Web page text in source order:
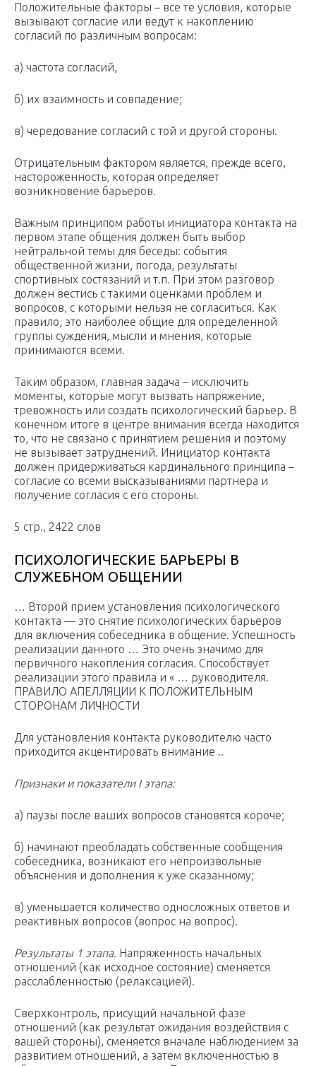
Положительные факторы – все те условия, которые
вызывают согласие или ведут к накоплению
согласий по различным вопросам:
а) частота согласий,
б) их взаимность и совпадение;
в) чередование согласий с той и другой стороны.
Отрицательным фактором является, прежде всего,
насторо­женность, которая определяет
возникновение барьеров.
Важным принципом работы инициатора контакта на
первом этапе общения должен быть выбор
нейтральной темы для беседы: события
общественной жизни, погода, результаты
спортивных со­стязаний и т.п. При этом разговор
должен вестись с такими оцен­ками проблем и
вопросов, с которыми нельзя не согласиться. Как
правило, это наиболее общие для определенной
группы суждения, мысли и мнения, которые
принимаются всеми.
Таким образом, главная задача – исключить
моменты, которые могут вызвать напряжение,
тревожность или создать психологиче­ский барьер. В
конечном итоге в центре внимания всегда находит­ся
то, что не связано с принятием решения и поэтому
не вызывает затруднений. Инициатор контакта
должен придерживаться карди­нального принципа –
согласие со всеми высказываниями партне­ра и
получение согласия с его стороны.
5 стр., 2422 слов
ПСИХОЛОГИЧЕСКИЕ БАРЬЕРЫ В
СЛУЖЕБНОМ ОБЩЕНИИ
… Второй прием установления психологического
контакта — это снятие психологических барьеров
для включения собеседника в общение. Успешность
реализации данного … Это очень значимо для
первичного накопления согласия. Способствует
реализации этого правила и « … руководителя.
ПРАВИЛО АПЕЛЛЯЦИИ К ПОЛОЖИТЕЛЬНЫМ
СТОРОНАМ ЛИЧНОСТИ
Для установления контакта руководителю часто
приходится акцентировать внимание ..
Признаки и показатели I этапа:
а) паузы после ваших вопросов становятся короче;
б) начинают преобладать собственные сообщения
собеседни­ка, возникают его непроизвольные
объяснения и дополнения к уже сказанному;
в) уменьшается количество односложных ответов и
реактив­ных вопросов (вопрос на вопрос).
Результаты 1 этапа. Напряженность начальных
отношений (как исходное состояние) сменяется
расслабленностью (релакса­цией).
Сверхконтроль, присущий начальной фазе
отношений (как результат ожидания воздействия с
вашей стороны), сменяется вна­чале наблюдением за
развитием отношений, а затем включенно­стью в